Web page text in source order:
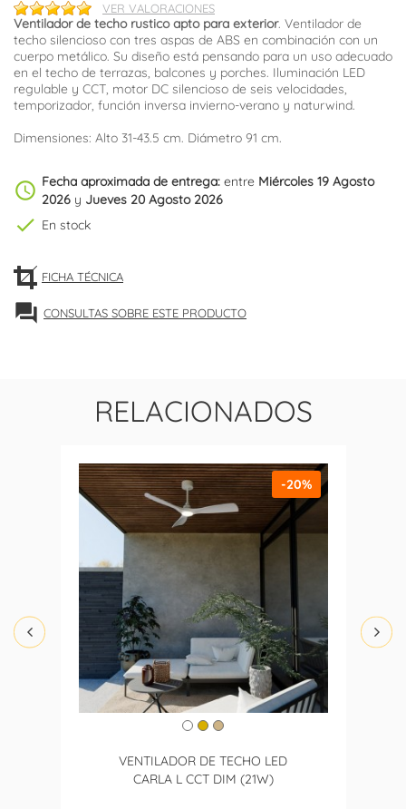
VER VALORACIONES
Ventilador de techo rustico apto para exterior. Ventilador de
techo silencioso con tres aspas de ABS en combinación con un
cuerpo metálico. Su diseño está pensando para un uso adecuado
en el techo de terrazas, balcones y porches. Iluminación LED
regulable y CCT, motor DC silencioso de seis velocidades,
temporizador, función inversa invierno-verano y naturwind.
Dimensiones: Alto 31-43.5 cm. Diámetro 91 cm.
schedule Fecha aproximada de entrega: entre Miércoles 19 Agosto
2026 y Jueves 20 Agosto 2026
check En stock
FICHA TÉCNICA
forum CONSULTAS SOBRE ESTE PRODUCTO
RELACIONADOS
VENTILADOR DE TECHO LED
CARLA L CCT DIM (21W)
-20%